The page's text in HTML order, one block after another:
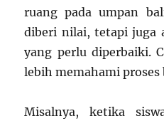
ruang pada umpan
diberi nilai, tetapi juga
yang perlu diperbaiki.
lebih memahami
Misalnya, ketika